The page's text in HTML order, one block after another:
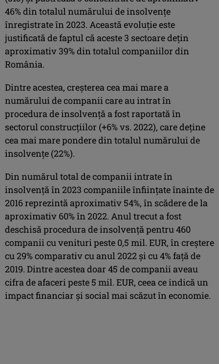
46% din totalul numărului de insolvențe
înregistrate în 2023. Această evoluție este
justificată de faptul că aceste 3 sectoare dețin
aproximativ 39% din totalul companiilor din
România.
Dintre acestea, creșterea cea mai mare a
numărului de companii care au intrat în
procedura de insolvență a fost raportată în
sectorul construcțiilor (+6% vs. 2022), care deține
cea mai mare pondere din totalul numărului de
insolvențe (22%).
Din numărul total de companii intrate în
insolvență în 2023 companiile înființate înainte de
2016 reprezintă aproximativ 54%, în scădere de la
aproximativ 60% în 2022. Anul trecut a fost
deschisă procedura de insolvență pentru 460
companii cu venituri peste 0,5 mil. EUR, în creștere
cu 29% comparativ cu anul 2022 și cu 4% față de
2019. Dintre acestea doar 45 de companii aveau
cifra de afaceri peste 5 mil. EUR, ceea ce indică un
impact financiar și social mai scăzut în economie.